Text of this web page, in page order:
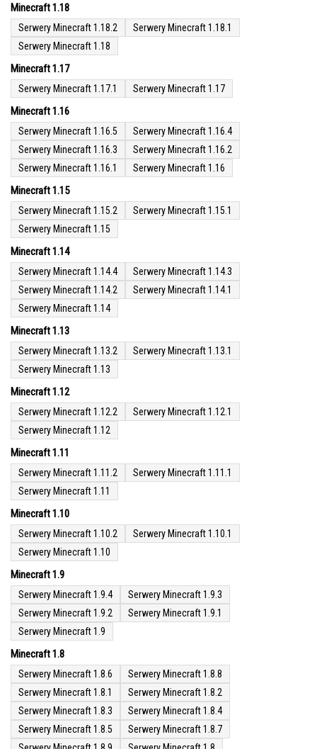
Minecraft 1.18
Serwery Minecraft 1.18.2
Serwery Minecraft 1.18.1
Serwery Minecraft 1.18
Minecraft 1.17
Serwery Minecraft 1.17.1 Serwery Minecraft 1.17
Minecraft 1.16
Serwery Minecraft 1.16.5
Serwery Minecraft 1.16.4
Serwery Minecraft 1.16.3
Serwery Minecraft 1.16.2
Serwery Minecraft 1.16.1
Serwery Minecraft 1.16
Minecraft 1.15
Serwery Minecraft 1.15.2
Serwery Minecraft 1.15.1
Serwery Minecraft 1.15
Minecraft 1.14
Serwery Minecraft 1.14.4
Serwery Minecraft 1.14.3
Serwery Minecraft 1.14.2
Serwery Minecraft 1.14.1
Serwery Minecraft 1.14
Minecraft 1.13
Serwery Minecraft 1.13.2
Serwery Minecraft 1.13.1
Serwery Minecraft 1.13
Minecraft 1.12
Serwery Minecraft 1.12.2
Serwery Minecraft 1.12.1
Serwery Minecraft 1.12
Minecraft 1.11
Serwery Minecraft 1.11.2
Serwery Minecraft 1.11.1
Serwery Minecraft 1.11
Minecraft 1.10
Serwery Minecraft 1.10.2
Serwery Minecraft 1.10.1
Serwery Minecraft 1.10
Minecraft 1.9
Serwery Minecraft 1.9.4
Serwery Minecraft 1.9.3
Serwery Minecraft 1.9.2
Serwery Minecraft 1.9.1
Serwery Minecraft 1.9
Minecraft 1.8
Serwery Minecraft 1.8.6
Serwery Minecraft 1.8.8
Serwery Minecraft 1.8.1
Serwery Minecraft 1.8.2
Serwery Minecraft 1.8.3
Serwery Minecraft 1.8.4
Serwery Minecraft 1.8.5
Serwery Minecraft 1.8.7